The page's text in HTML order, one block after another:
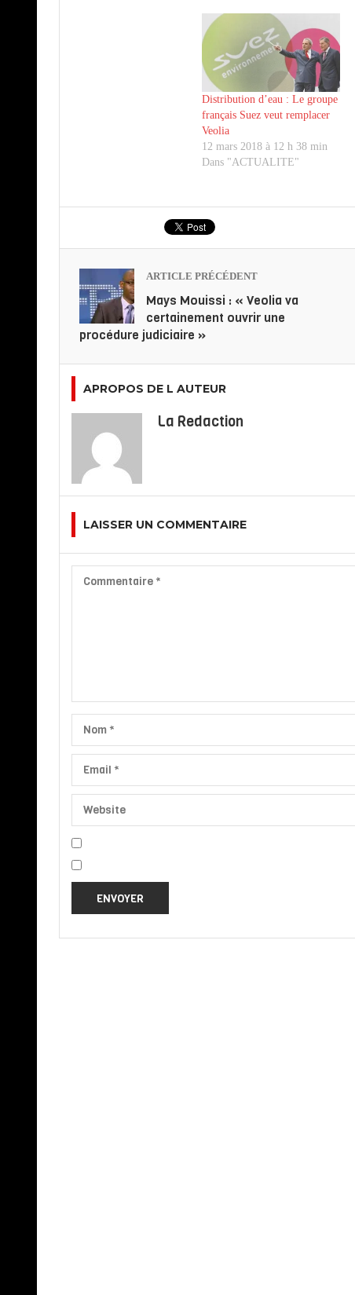
Distribution d’eau : Le groupe
français Suez veut remplacer
Veolia
12 mars 2018 à 12 h 38 min
Dans "ACTUALITE"
ARTICLE PRÉCÉDENT
Mays Mouissi : « Veolia va
certainement ouvrir une
procédure judiciaire »
APROPOS DE L AUTEUR
La Redaction
LAISSER UN COMMENTAIRE